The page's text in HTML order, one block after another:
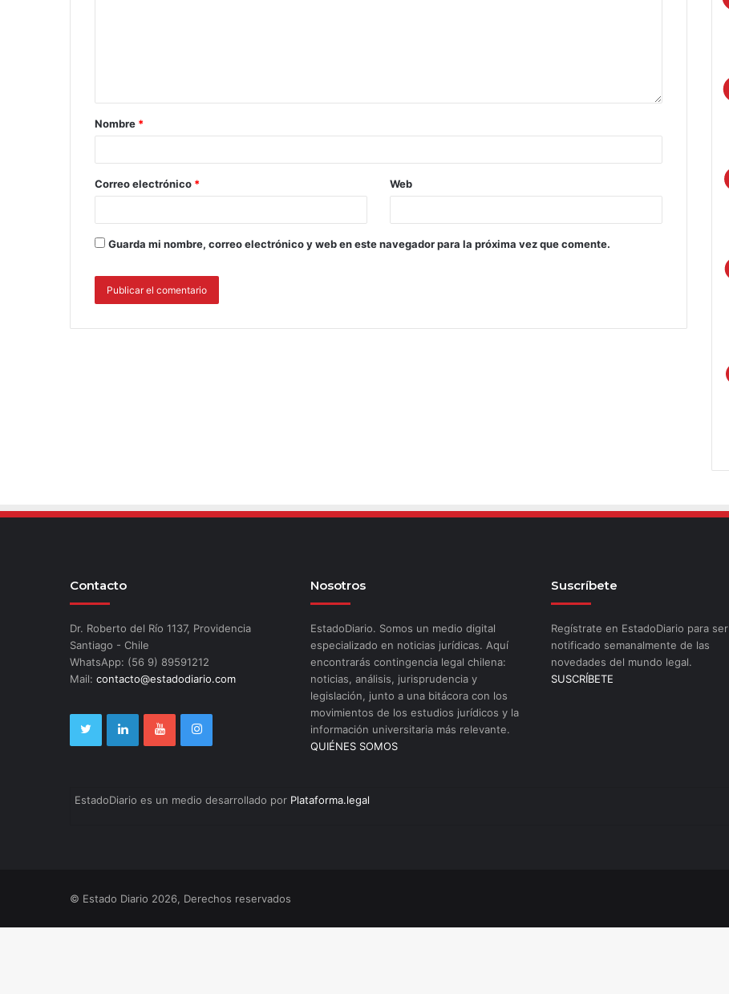
Nombre *
Correo electrónico * Web
Guarda mi nombre, correo electrónico y web en este navegador para la próxima vez que comente.
Contacto
Dr. Roberto del Río 1137, Providencia
Santiago - Chile
WhatsApp: (56 9) 89591212
Mail: contacto@estadodiario.com
Nosotros
EstadoDiario. Somos un medio digital
especializado en noticias jurídicas. Aquí
encontrarás contingencia legal chilena:
noticias, análisis, jurisprudencia y
legislación, junto a una bitácora con los
movimientos de los estudios jurídicos y la
información universitaria más relevante.
QUIÉNES SOMOS
Suscríbete
Regístrate en EstadoDiario para ser
notificado semanalmente de las
novedades del mundo legal.
SUSCRÍBETE
EstadoDiario es un medio desarrollado por Plataforma.legal
© Estado Diario 2026, Derechos reservados